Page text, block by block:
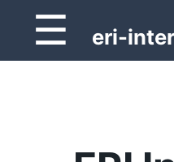
☰ eri-